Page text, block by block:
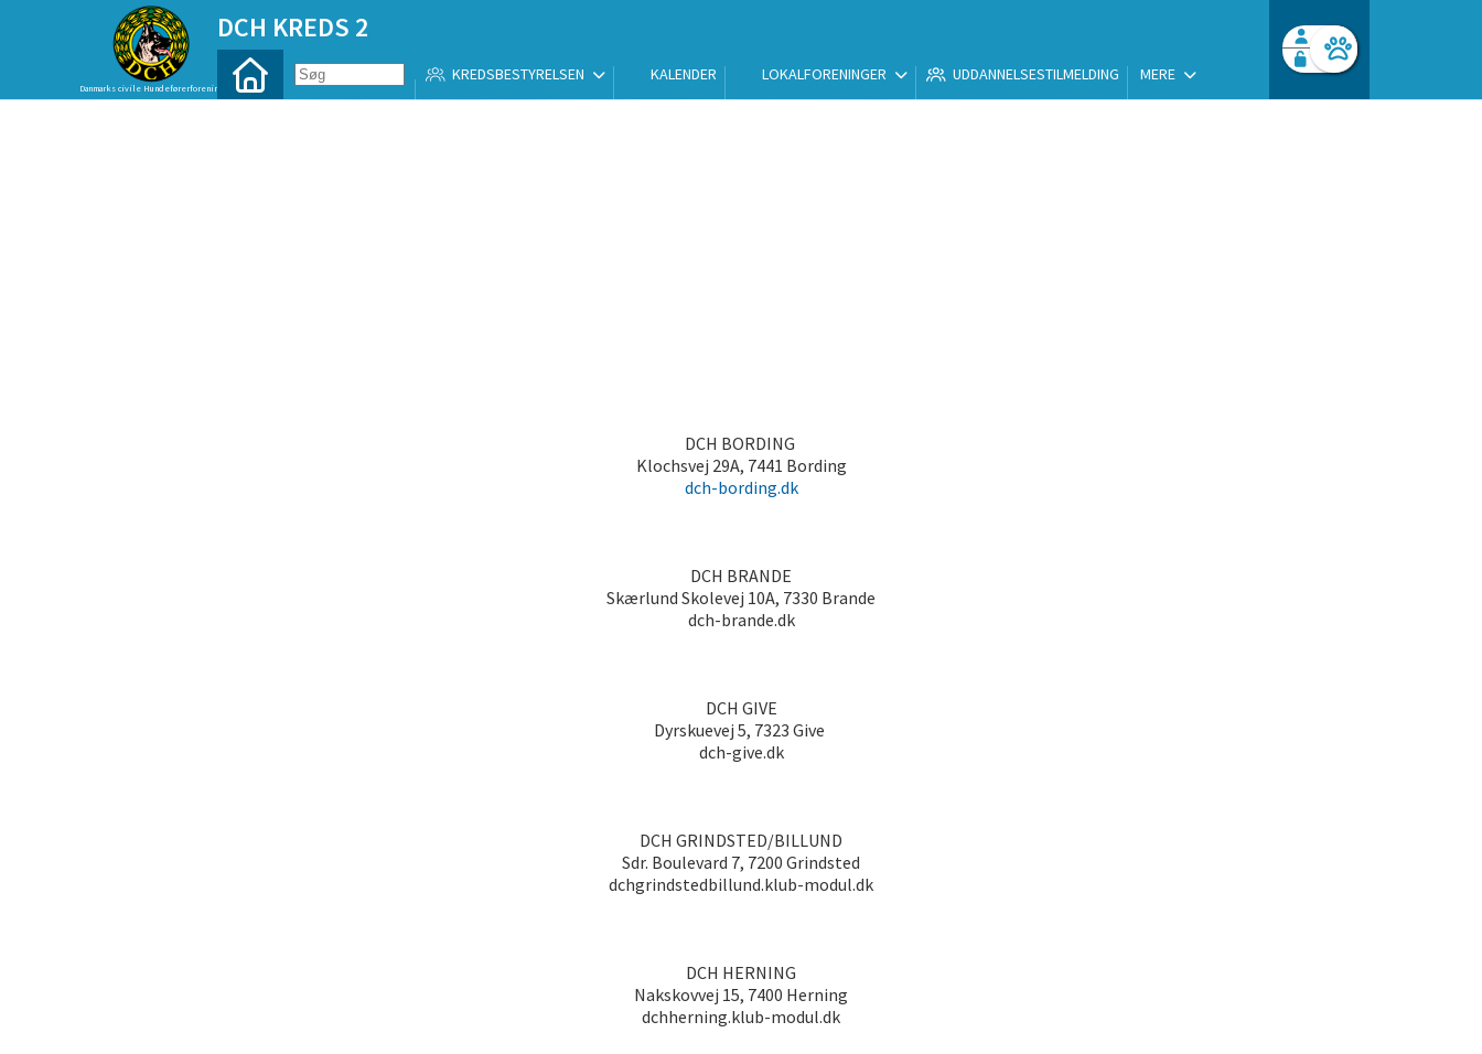
DCH KREDS 2
Danmarks civile Hundeførerforening
KREDSBESTYRELSEN KALENDER LOKALFORENINGER UDDANNELSESTILMELDING MERE
DCH BORDING
Klochsvej 29A, 7441 Bording
dch-bording.dk
DCH BRANDE
Skærlund Skolevej 10A, 7330 Brande
dch-brande.dk
DCH GIVE
Dyrskuevej 5, 7323 Give
dch-give.dk
DCH GRINDSTED/BILLUND
Sdr. Boulevard 7, 7200 Grindsted
dchgrindstedbillund.klub-modul.dk
DCH HERNING
Nakskovvej 15, 7400 Herning
dchherning.klub-modul.dk